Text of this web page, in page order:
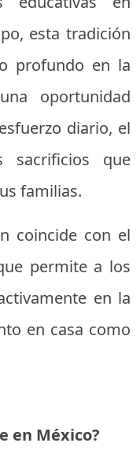
esta tradición
profundo en la
oportunidad
diario, el
sacrificios que
familias.
coincide con el
permite a los
en la
en casa como
en México?